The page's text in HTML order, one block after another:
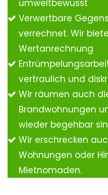
umweltbewusst
Verwertbare
verrechnet. Wir
Wertanrechnung
vertraulich und
Wir räumen auch
Brandwohnungen
wieder begehbar
Wir erschrecken
Wohnungen oder
Mietnomaden.